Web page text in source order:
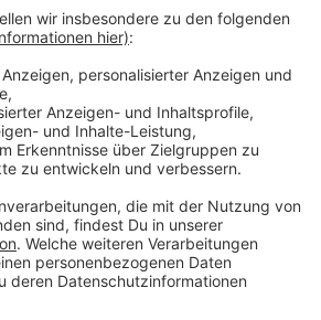
beendet ist.
in der Stadthalle Datteln ab 18